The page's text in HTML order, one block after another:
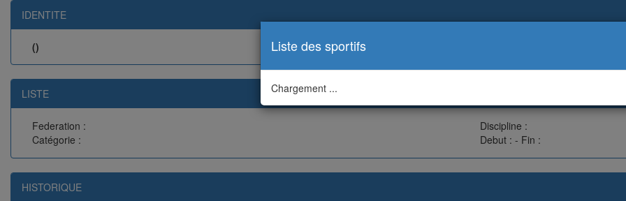
Liste des sportifs
Chargement ...
IDENTITE
()
LISTE
Federation :
Discipline :
Catégorie :
Debut : - Fin :
HISTORIQUE